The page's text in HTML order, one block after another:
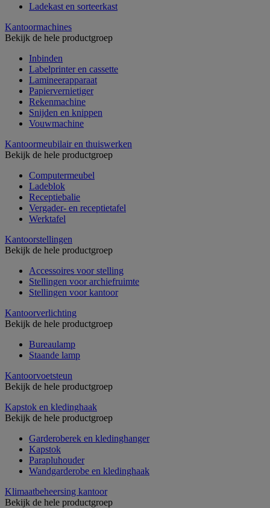
Ladekast en sorteerkast
Kantoormachines
Bekijk de hele productgroep
Inbinden
Labelprinter en cassette
Lamineerapparaat
Papiervernietiger
Rekenmachine
Snijden en knippen
Vouwmachine
Kantoormeubilair en thuiswerken
Bekijk de hele productgroep
Computermeubel
Ladeblok
Receptiebalie
Vergader- en receptietafel
Werktafel
Kantoorstellingen
Bekijk de hele productgroep
Accessoires voor stelling
Stellingen voor archiefruimte
Stellingen voor kantoor
Kantoorverlichting
Bekijk de hele productgroep
Bureaulamp
Staande lamp
Kantoorvoetsteun
Bekijk de hele productgroep
Kapstok en kledinghaak
Bekijk de hele productgroep
Garderoberek en kledinghanger
Kapstok
Parapluhouder
Wandgarderobe en kledinghaak
Klimaatbeheersing kantoor
Bekijk de hele productgroep